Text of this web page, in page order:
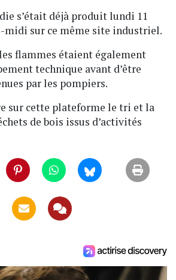
s’était déjà produit lundi 11
midi sur ce même site industriel.
flammes étaient également
technique avant d’être
par les pompiers.
sur cette plateforme le tri et la
de bois issus d’activités